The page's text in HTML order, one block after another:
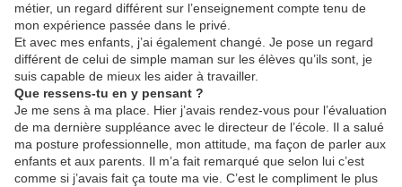
métier, un regard différent sur l’enseignement compte tenu de
mon expérience passée dans le privé.
Et avec mes enfants, j’ai également changé. Je pose un regard
différent de celui de simple maman sur les élèves qu’ils sont, je
suis capable de mieux les aider à travailler.
Que ressens-tu en y pensant ?
Je me sens à ma place. Hier j’avais rendez-vous pour l’évaluation
de ma dernière suppléance avec le directeur de l’école. Il a salué
ma posture professionnelle, mon attitude, ma façon de parler aux
enfants et aux parents. Il m’a fait remarqué que selon lui c’est
comme si j’avais fait ça toute ma vie. C’est le compliment le plus